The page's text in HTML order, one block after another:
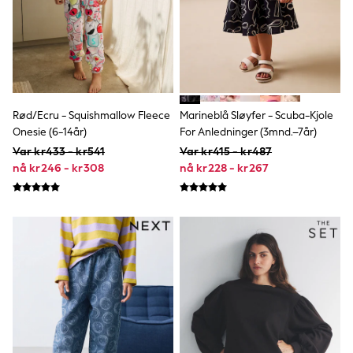
Hats
Denim Jackets
Raincoats
Waterproof
Shackets
Puddlesuits
Gilets
Fleeces
Teddy Borg
Puffers
Bluey
Disney
Peppa Pig
All Girls Sportwear
New In
Trainers
Hoodies & Sweatshirts
Leggings, Joggers & Shorts
Swim
Rød/Ecru - Squishmallow Fleece
Onesie (6-14år)
Var kr433 - kr541
nå kr246 - kr308
Marineblå Sløyfer - Scuba-Kjole
For Anledninger (3mnd.–7år)
Var kr415 - kr487
nå kr228 - kr267